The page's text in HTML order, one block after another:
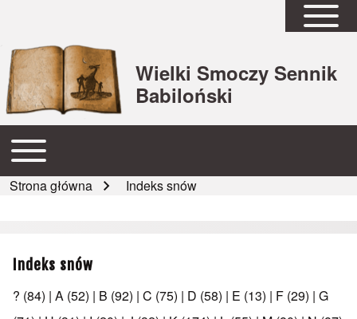
Wielki Smoczy Sennik
Babiloński
Główna nawigacja
Open or Close horizontal Main Menu
Strona główna Indeks snów
Indeks snów
? (84) | A (52) | B (92) | C (75) | D (58) | E (13) | F (29) | G